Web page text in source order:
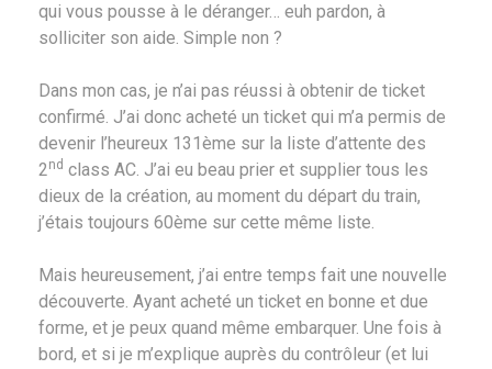
qui vous pousse à le déranger… euh pardon, à
solliciter son aide. Simple non ?
Dans mon cas, je n’ai pas réussi à obtenir de ticket
confirmé. J’ai donc acheté un ticket qui m’a permis de
devenir l’heureux 131ème sur la liste d’attente des
2nd class AC. J’ai eu beau prier et supplier tous les
dieux de la création, au moment du départ du train,
j’étais toujours 60ème sur cette même liste.
Mais heureusement, j’ai entre temps fait une nouvelle
découverte. Ayant acheté un ticket en bonne et due
forme, et je peux quand même embarquer. Une fois à
bord, et si je m’explique auprès du contrôleur (et lui